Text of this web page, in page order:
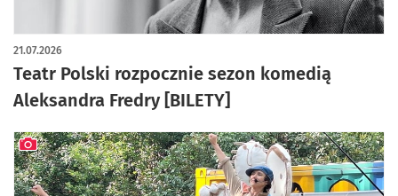
Teatr Polski rozpocznie sezon komedią
Aleksandra Fredry [BILETY]
21.07.2026